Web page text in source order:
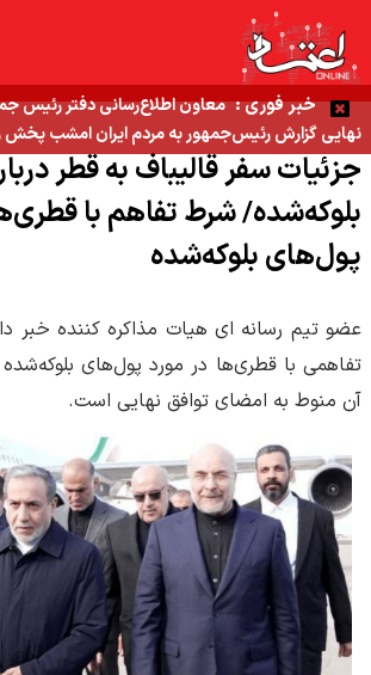
خبر فوری : معاون اطلاع‌رسانی دفتر رئیس
نهایی گزارش رئیس‌جمهور به مردم ایران امشب
جزئیات سفر قالیباف به قطر
بلوکه‌شده/ شرط تفاهم با
پول‌های بلوکه‌شده
عضو تیم رسانه ای هیات مذاکره کننده خبر
تفاهمی با قطری‌ها در مورد پول‌های
آن منوط به امضای توافق نهایی است.